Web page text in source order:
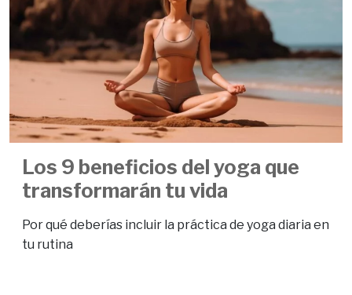
Los 9 beneficios del yoga que
transformarán tu vida
Por qué deberías incluir la práctica de yoga diaria en
tu rutina